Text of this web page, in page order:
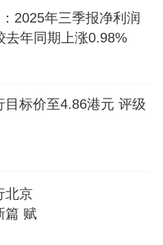
2025年三季报净利润
去年同期上涨0.98%
标价至4.86港元 评级
北京
篇 赋